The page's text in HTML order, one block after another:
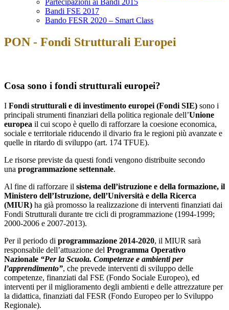
Partecipazioni ai Bandi 2015
Bandi FSE 2017
Bando FESR 2020 – Smart Class
PON - Fondi Strutturali Europei
Cosa sono i fondi strutturali europei?
I Fondi strutturali e di investimento europei (Fondi SIE) sono i
principali strumenti finanziari della politica regionale dell’Unione
europea il cui scopo è quello di rafforzare la coesione economica,
sociale e territoriale riducendo il divario fra le regioni più avanzate e
quelle in ritardo di sviluppo (art. 174 TFUE).
Le risorse previste da questi fondi vengono distribuite secondo
una programmazione settennale.
Al fine di rafforzare il sistema dell’istruzione e della formazione, il
Ministero dell’Istruzione, dell’Università e della Ricerca
(MIUR) ha già promosso la realizzazione di interventi finanziati dai
Fondi Strutturali durante tre cicli di programmazione (1994-1999;
2000-2006 e 2007-2013).
Per il periodo di programmazione 2014-2020, il MIUR sarà
responsabile dell’attuazione del Programma Operativo
Nazionale “Per la Scuola. Competenze e ambienti per
l’apprendimento”, che prevede interventi di sviluppo delle
competenze, finanziati dal FSE (Fondo Sociale Europeo), ed
interventi per il miglioramento degli ambienti e delle attrezzature per
la didattica, finanziati dal FESR (Fondo Europeo per lo Sviluppo
Regionale).